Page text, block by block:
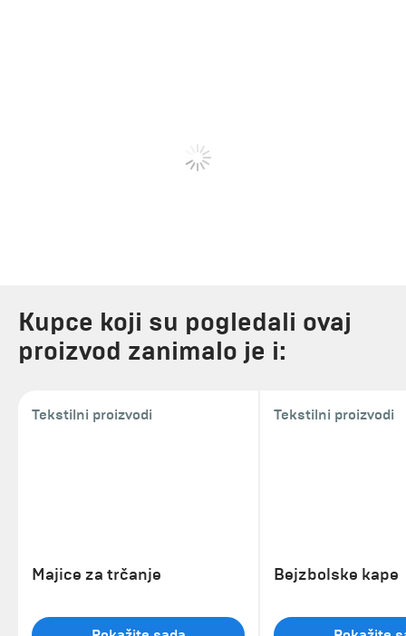
Kupce koji su pogledali ovaj
proizvod zanimalo je i:
Tekstilni proizvodi
Majice za trčanje
Tekstilni proizvodi
Bejzbolske kape